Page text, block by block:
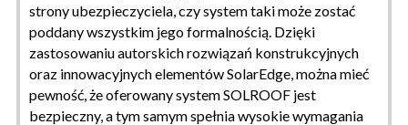
strony ubezpieczyciela, czy system taki może zostać
poddany wszystkim jego formalnością. Dzięki
zastosowaniu autorskich rozwiązań konstrukcyjnych
oraz innowacyjnych elementów SolarEdge, można mieć
pewność, że oferowany system SOLROOF jest
bezpieczny, a tym samym spełnia wysokie wymagania